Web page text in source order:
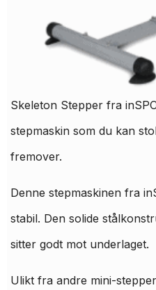
Skeleton Stepper fra
stepmaskin som du kan
fremover.
Denne stepmaskinen fra
stabil. Den solide
sitter godt mot underlaget.
Ulikt fra andre mini-